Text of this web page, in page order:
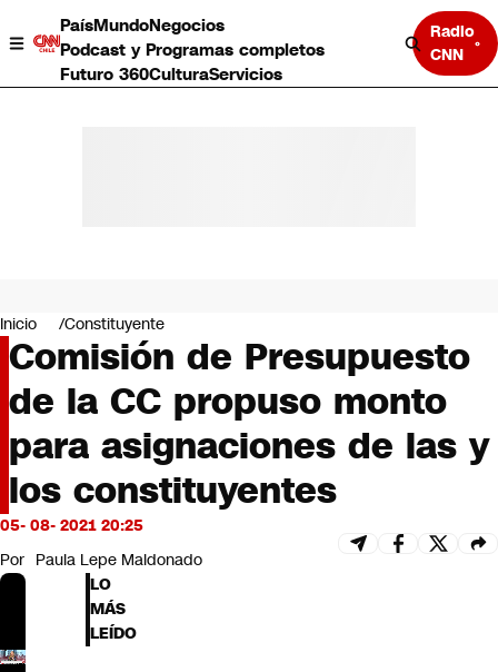
PaísMundoNegocios
Podcast y Programas completos
Futuro 360CulturaServicios
Radio
CNN
Negocios
Deportes
Programas completos
Cultura
Servicios
Bits
CNN tiempo
Futuro 360
Inicio Constituyente
Comisión de Presupuesto
de la CC propuso monto
para asignaciones de las y
los constituyentes
05- 08- 2021 20:25
Por Paula Lepe Maldonado
LO
MÁS
LEÍDO